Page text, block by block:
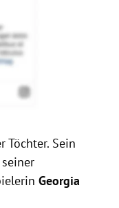
Töchter. Sein
Georgia